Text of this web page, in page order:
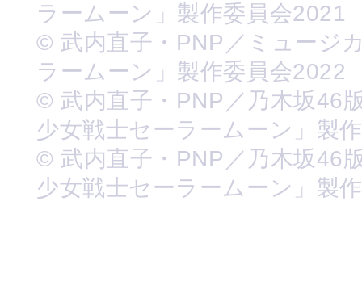
ラームーン」製作委員会2021
© 武内直子・PNP／ミュージ
ラームーン」製作委員会2022
© 武内直子・PNP／乃木坂46
少女戦士セーラームーン」製
© 武内直子・PNP／乃木坂46
少女戦士セーラームーン」製